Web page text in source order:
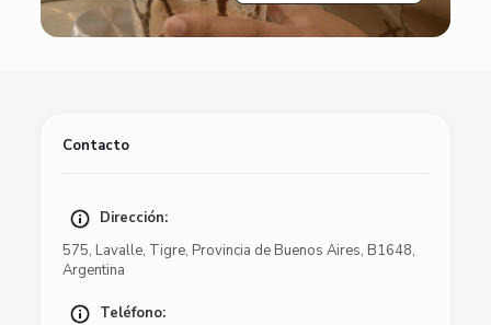
Contacto
Dirección:
575, Lavalle, Tigre, Provincia de Buenos Aires, B1648,
Argentina
Teléfono: